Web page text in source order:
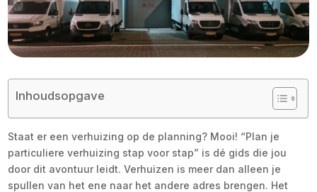
Inhoudsopgave
Staat er een verhuizing op de planning? Mooi! “Plan je
particuliere verhuizing stap voor stap” is dé gids die jou
door dit avontuur leidt. Verhuizen is meer dan alleen je
spullen van het ene naar het andere adres brengen. Het